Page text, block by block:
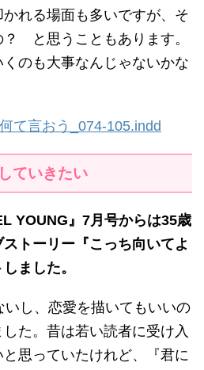
れる場面も多いですが、そ
と思うこともあります。
のも大事なんじゃないかな
ていきたい
YOUNG』7月号からは35歳
トーリー『こっち向いてよ
ました。
いし、恋愛を描いてもいいの
た。昔は若い読者に受け入
思っていたけれど、『君に